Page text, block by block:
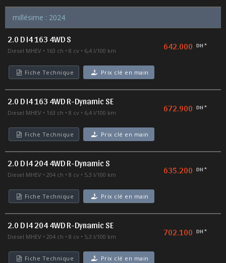
millésime : 2024
2.0 D I4 163 4WD S
Diesel MHEV 163 ch 8 cv 6,4 l/100 km 642.000 DH *
Fiche Technique Prix clé en main
2.0 D I4 163 4WD R-Dynamic SE
Diesel MHEV 163 ch 8 cv 6,4 l/100 km 672.900 DH *
Fiche Technique Prix clé en main
2.0 D I4 204 4WD R-Dynamic S
Diesel MHEV 204 ch 8 cv 5,3 l/100 km 635.200 DH *
Fiche Technique Prix clé en main
2.0 D I4 204 4WD R-Dynamic SE
Diesel MHEV 204 ch 8 cv 5,3 l/100 km 702.100 DH *
Fiche Technique Prix clé en main